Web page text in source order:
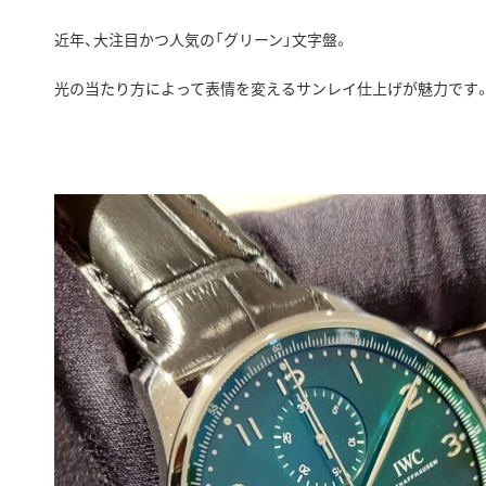
近年、大注目かつ人気の「グリーン」文字盤。
光の当たり方によって表情を変えるサンレイ仕上げが魅力です